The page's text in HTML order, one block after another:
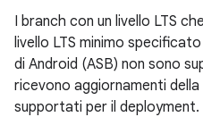
I branch con un livello LTS
livello LTS minimo
di Android (ASB) non sono
ricevono aggiornamenti
supportati per il deployment.